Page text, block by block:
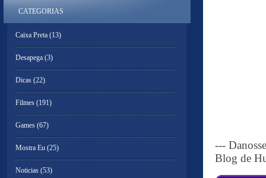
---
Blog de
CATEGORIAS
Caixa Preta (13)
Desapega (3)
Dicas (22)
Filmes (191)
Games (67)
Mostra Eu (25)
Noticias (53)